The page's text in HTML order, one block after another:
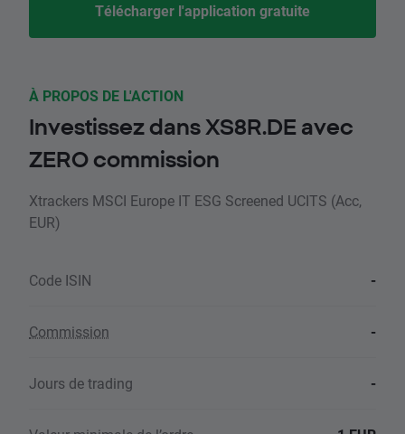
Télécharger l'application gratuite
À PROPOS DE L'ACTION
Investissez dans XS8R.DE avec
ZERO commission
Xtrackers MSCI Europe IT ESG Screened UCITS (Acc,
EUR)
Code ISIN -
Commission -
Jours de trading -